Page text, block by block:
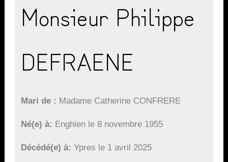
Monsieur Philippe
DEFRAENE
Mari de Madame Catherine CONFRERE
Né(e) à Enghien le 8 novembre 1955
Décédé(e) à Ypres le 1 avril 2025